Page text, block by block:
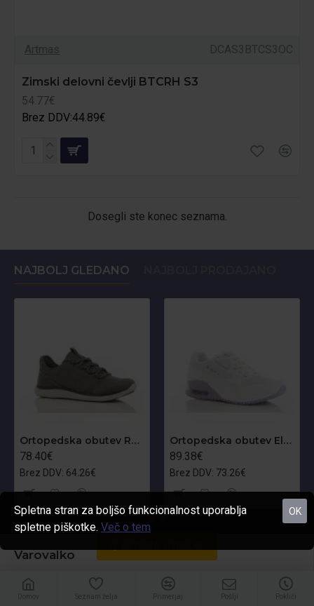
Artmas DCAS3BTCS3OC
Zimski delovni čevlji BTCRH S3
54.77€
Brez DDV:44.89€
Dosegli ste konec seznama.
NAJBOLJ GLEDANO
Ortopedska obutev Roman O1
78.40€
Brez DDV: 64.26€
Ortopedska obutev Ela O1
89.38€
Brez DDV: 73.26€
Varovalko
O nas
Domov Seznam želja Primerjaj Pokliči
OK
Spletna stran za boljšo funkcionalnost uporablja
spletne piškotke. Več o tem